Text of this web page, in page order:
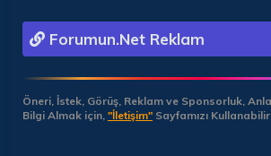
Forumun.Net Reklam
Öneri, İstek, Görüş, Reklam ve Sponsorluk,
Bilgi Almak için, "İletişim" Sayfamızı